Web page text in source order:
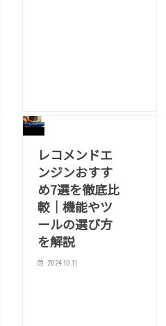
レコメンドエ
ンジンおすす
め7選を徹底比
較｜機能やツ
ールの選び方
を解説
2024.10.11